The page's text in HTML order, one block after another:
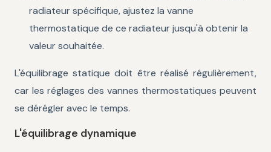
radiateur spécifique, ajustez la vanne
thermostatique de ce radiateur jusqu'à obtenir la
valeur souhaitée.
L'équilibrage statique doit être réalisé régulièrement,
car les réglages des vannes thermostatiques peuvent
se dérégler avec le temps.
L'équilibrage dynamique